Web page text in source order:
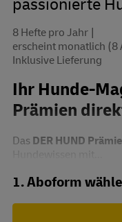
passionierte
8 Hefte pro Jahr
erscheint monatlich (8
Inklusive Lieferung
Ihr Hunde-
Prämien
Das DER HUND
Abo
1. Aboform